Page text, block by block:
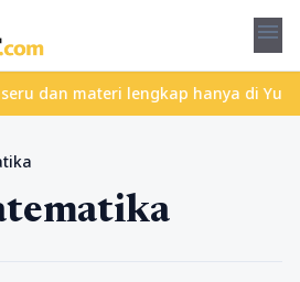
menu
dan materi lengkap hanya di